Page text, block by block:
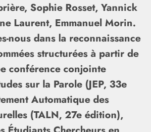
Sophie Rosset, Yannick
Laurent, Emmanuel Morin.
nous dans la reconnaissance
structurées à partir de
conférence conjointe
sur la Parole (JEP, 33e
Automatique des
(TALN, 27e édition),